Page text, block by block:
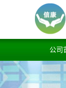
公司